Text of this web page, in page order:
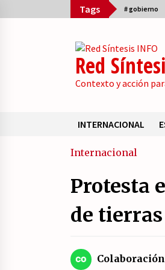
to
Tags # gobierno
Red
Contexto y acción
INTERNACIONAL
Sumario
La
21/
la
Internacional
Protesta
de
Colaboración